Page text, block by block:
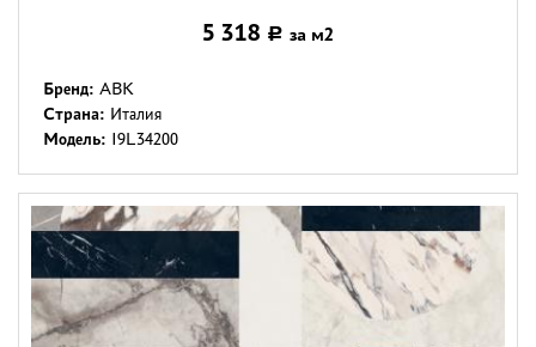
5 318 Р за м2
Бренд: ABK
Страна: Италия
Модель: I9L34200